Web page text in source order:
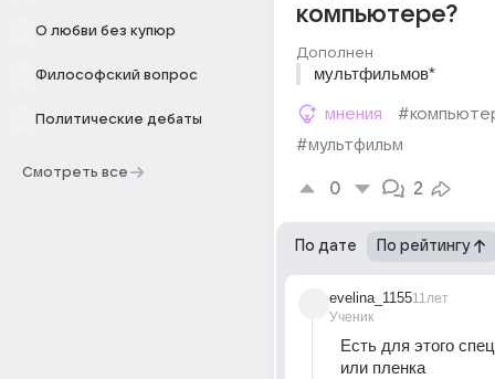
О любви без купюр
Философский вопрос
Политические дебаты
Смотреть все
компьютере?
Дополнен
мультфильмов*
мнения
#мультфильм
0 2
По дате По рейтингу
evelina_1155
Ученик
11лет
Есть для этого
или пленка